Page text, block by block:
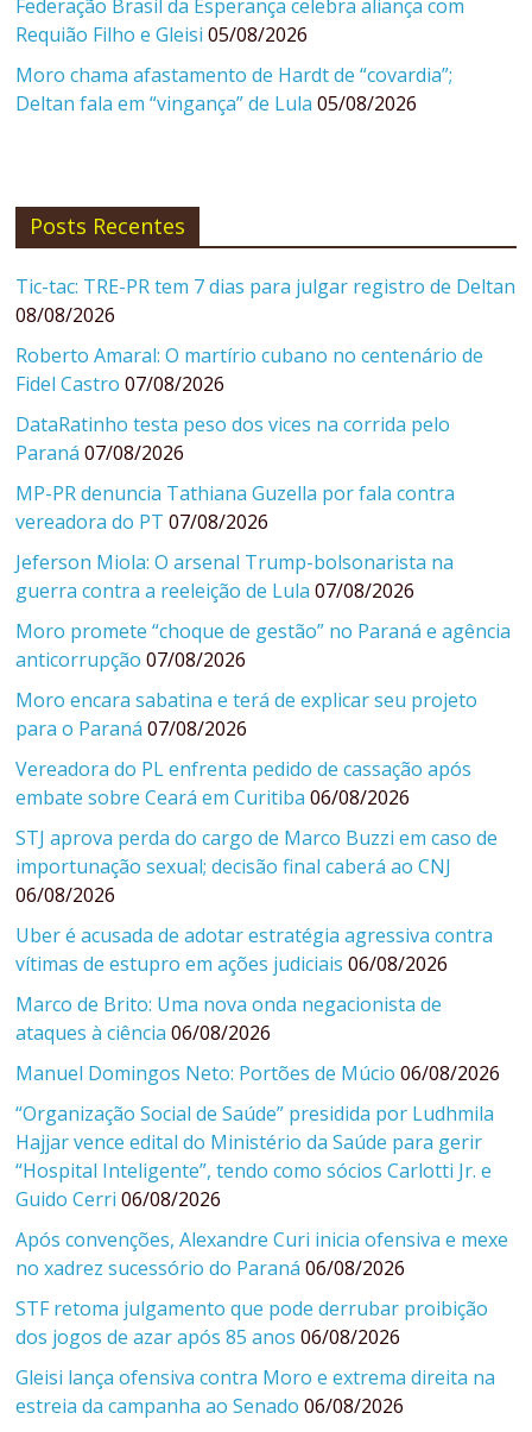
Federação Brasil da Esperança celebra aliança com
Requião Filho e Gleisi 05/08/2026
Moro chama afastamento de Hardt de “covardia”;
Deltan fala em “vingança” de Lula 05/08/2026
Posts Recentes
Tic-tac: TRE-PR tem 7 dias para julgar registro de Deltan
08/08/2026
Roberto Amaral: O martírio cubano no centenário de
Fidel Castro 07/08/2026
DataRatinho testa peso dos vices na corrida pelo
Paraná 07/08/2026
MP-PR denuncia Tathiana Guzella por fala contra
vereadora do PT 07/08/2026
Jeferson Miola: O arsenal Trump-bolsonarista na
guerra contra a reeleição de Lula 07/08/2026
Moro promete “choque de gestão” no Paraná e agência
anticorrupção 07/08/2026
Moro encara sabatina e terá de explicar seu projeto
para o Paraná 07/08/2026
Vereadora do PL enfrenta pedido de cassação após
embate sobre Ceará em Curitiba 06/08/2026
STJ aprova perda do cargo de Marco Buzzi em caso de
importunação sexual; decisão final caberá ao CNJ
06/08/2026
Uber é acusada de adotar estratégia agressiva contra
vítimas de estupro em ações judiciais 06/08/2026
Marco de Brito: Uma nova onda negacionista de
ataques à ciência 06/08/2026
Manuel Domingos Neto: Portões de Múcio 06/08/2026
“Organização Social de Saúde” presidida por Ludhmila
Hajjar vence edital do Ministério da Saúde para gerir
“Hospital Inteligente”, tendo como sócios Carlotti Jr. e
Guido Cerri 06/08/2026
Após convenções, Alexandre Curi inicia ofensiva e mexe
no xadrez sucessório do Paraná 06/08/2026
STF retoma julgamento que pode derrubar proibição
dos jogos de azar após 85 anos 06/08/2026
Gleisi lança ofensiva contra Moro e extrema direita na
estreia da campanha ao Senado 06/08/2026